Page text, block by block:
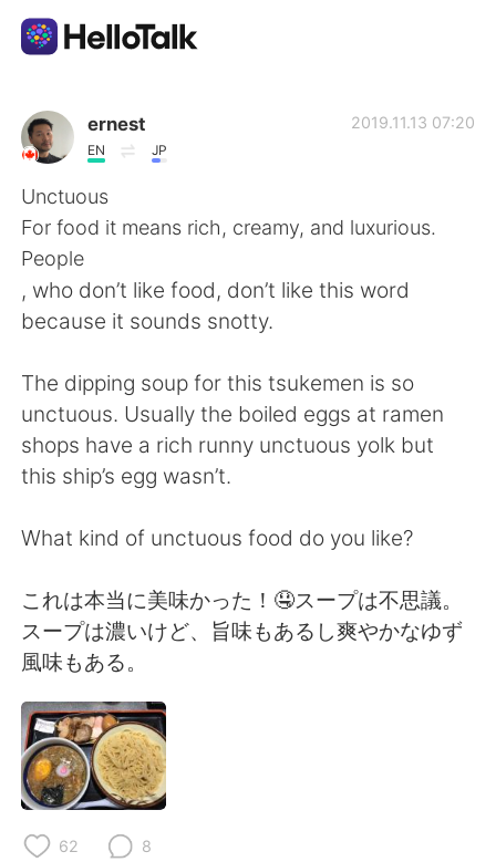
แอปแลกเปลี่ยนทางภาษา
AI Grammar Checker
ไทย
English 简体中文
繁體中文 Español
العربية Français
Indonesia Italiano
Türkçe
Português
ernest
EN JP
2019.11.13 07:20
Unctuous
For food it means rich, creamy, and luxurious.
People
, who don’t like food, don’t like this word
because it sounds snotty.
The dipping soup for this tsukemen is so
unctuous. Usually the boiled eggs at ramen
shops have a rich runny unctuous yolk but
this ship’s egg wasn’t.
What kind of unctuous food do you like?
これは本当に美味かった！🤤スープは不思議。
スープは濃いけど、旨味もあるし爽やかなゆず
風味もある。
62 8